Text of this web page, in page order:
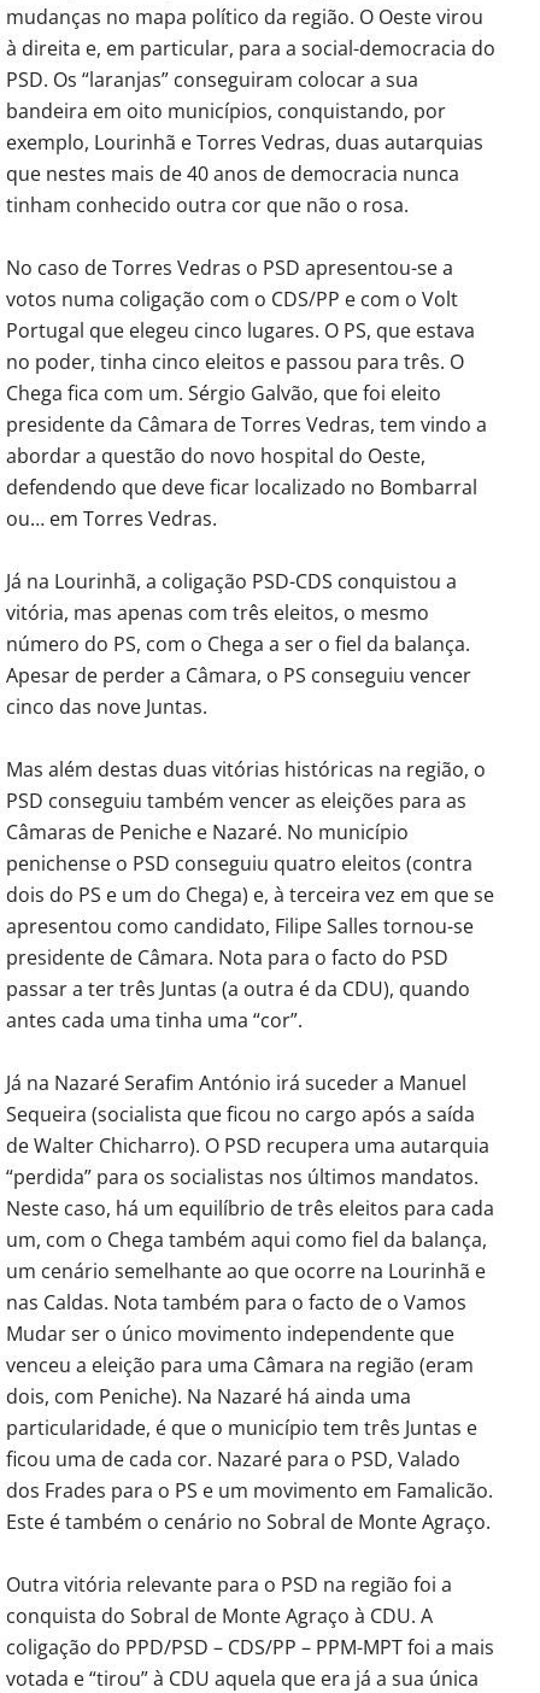
mudanças no mapa político da região. O Oeste virou
à direita e, em particular, para a social-democracia do
PSD. Os “laranjas” conseguiram colocar a sua
bandeira em oito municípios, conquistando, por
exemplo, Lourinhã e Torres Vedras, duas autarquias
que nestes mais de 40 anos de democracia nunca
tinham conhecido outra cor que não o rosa.
No caso de Torres Vedras o PSD apresentou-se a
votos numa coligação com o CDS/PP e com o Volt
Portugal que elegeu cinco lugares. O PS, que estava
no poder, tinha cinco eleitos e passou para três. O
Chega fica com um. Sérgio Galvão, que foi eleito
presidente da Câmara de Torres Vedras, tem vindo a
abordar a questão do novo hospital do Oeste,
defendendo que deve ficar localizado no Bombarral
ou… em Torres Vedras.
Já na Lourinhã, a coligação PSD-CDS conquistou a
vitória, mas apenas com três eleitos, o mesmo
número do PS, com o Chega a ser o fiel da balança.
Apesar de perder a Câmara, o PS conseguiu vencer
cinco das nove Juntas.
Mas além destas duas vitórias históricas na região, o
PSD conseguiu também vencer as eleições para as
Câmaras de Peniche e Nazaré. No município
penichense o PSD conseguiu quatro eleitos (contra
dois do PS e um do Chega) e, à terceira vez em que se
apresentou como candidato, Filipe Salles tornou-se
presidente de Câmara. Nota para o facto do PSD
passar a ter três Juntas (a outra é da CDU), quando
antes cada uma tinha uma “cor”.
Já na Nazaré Serafim António irá suceder a Manuel
Sequeira (socialista que ficou no cargo após a saída
de Walter Chicharro). O PSD recupera uma autarquia
“perdida” para os socialistas nos últimos mandatos.
Neste caso, há um equilíbrio de três eleitos para cada
um, com o Chega também aqui como fiel da balança,
um cenário semelhante ao que ocorre na Lourinhã e
nas Caldas. Nota também para o facto de o Vamos
Mudar ser o único movimento independente que
venceu a eleição para uma Câmara na região (eram
dois, com Peniche). Na Nazaré há ainda uma
particularidade, é que o município tem três Juntas e
ficou uma de cada cor. Nazaré para o PSD, Valado
dos Frades para o PS e um movimento em Famalicão.
Este é também o cenário no Sobral de Monte Agraço.
Outra vitória relevante para o PSD na região foi a
conquista do Sobral de Monte Agraço à CDU. A
coligação do PPD/PSD – CDS/PP – PPM-MPT foi a mais
votada e “tirou” à CDU aquela que era já a sua única